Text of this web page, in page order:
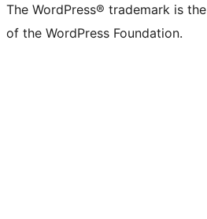
The WordPress® trademark is
of the WordPress Foundation.